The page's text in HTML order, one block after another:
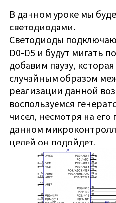
В данном уроке мы
светодиодами.
Светодиоды
D0-D5 и будут мигать
добавим паузу,
случайным образом
реализации данной
воспользуемся
чисел, несмотря на
данном
целей он подойдет.